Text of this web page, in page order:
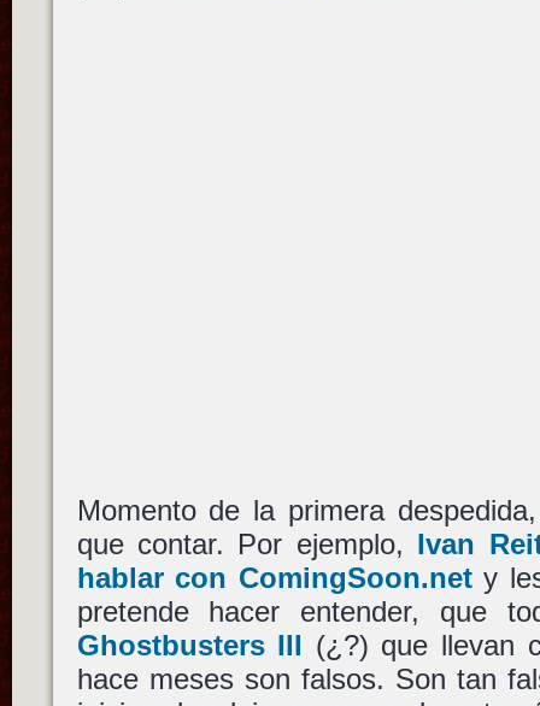
Momento de la primera
que contar. Por ejemplo, Ivan
hablar con ComingSoon.nety
pretende hacer entender, que
Ghostbusters III (¿?) que llevan
hace meses son falsos. Son tan